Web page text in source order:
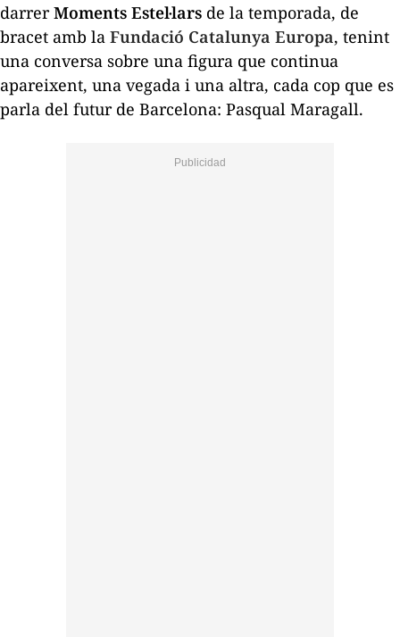
darrerMoments Estel·lars de la temporada, de
bracet amb la Fundació Catalunya Europa, tenint
una conversa sobre una figura que continua
apareixent, una vegada i una altra, cada cop que es
parla del futur de Barcelona: Pasqual Maragall.